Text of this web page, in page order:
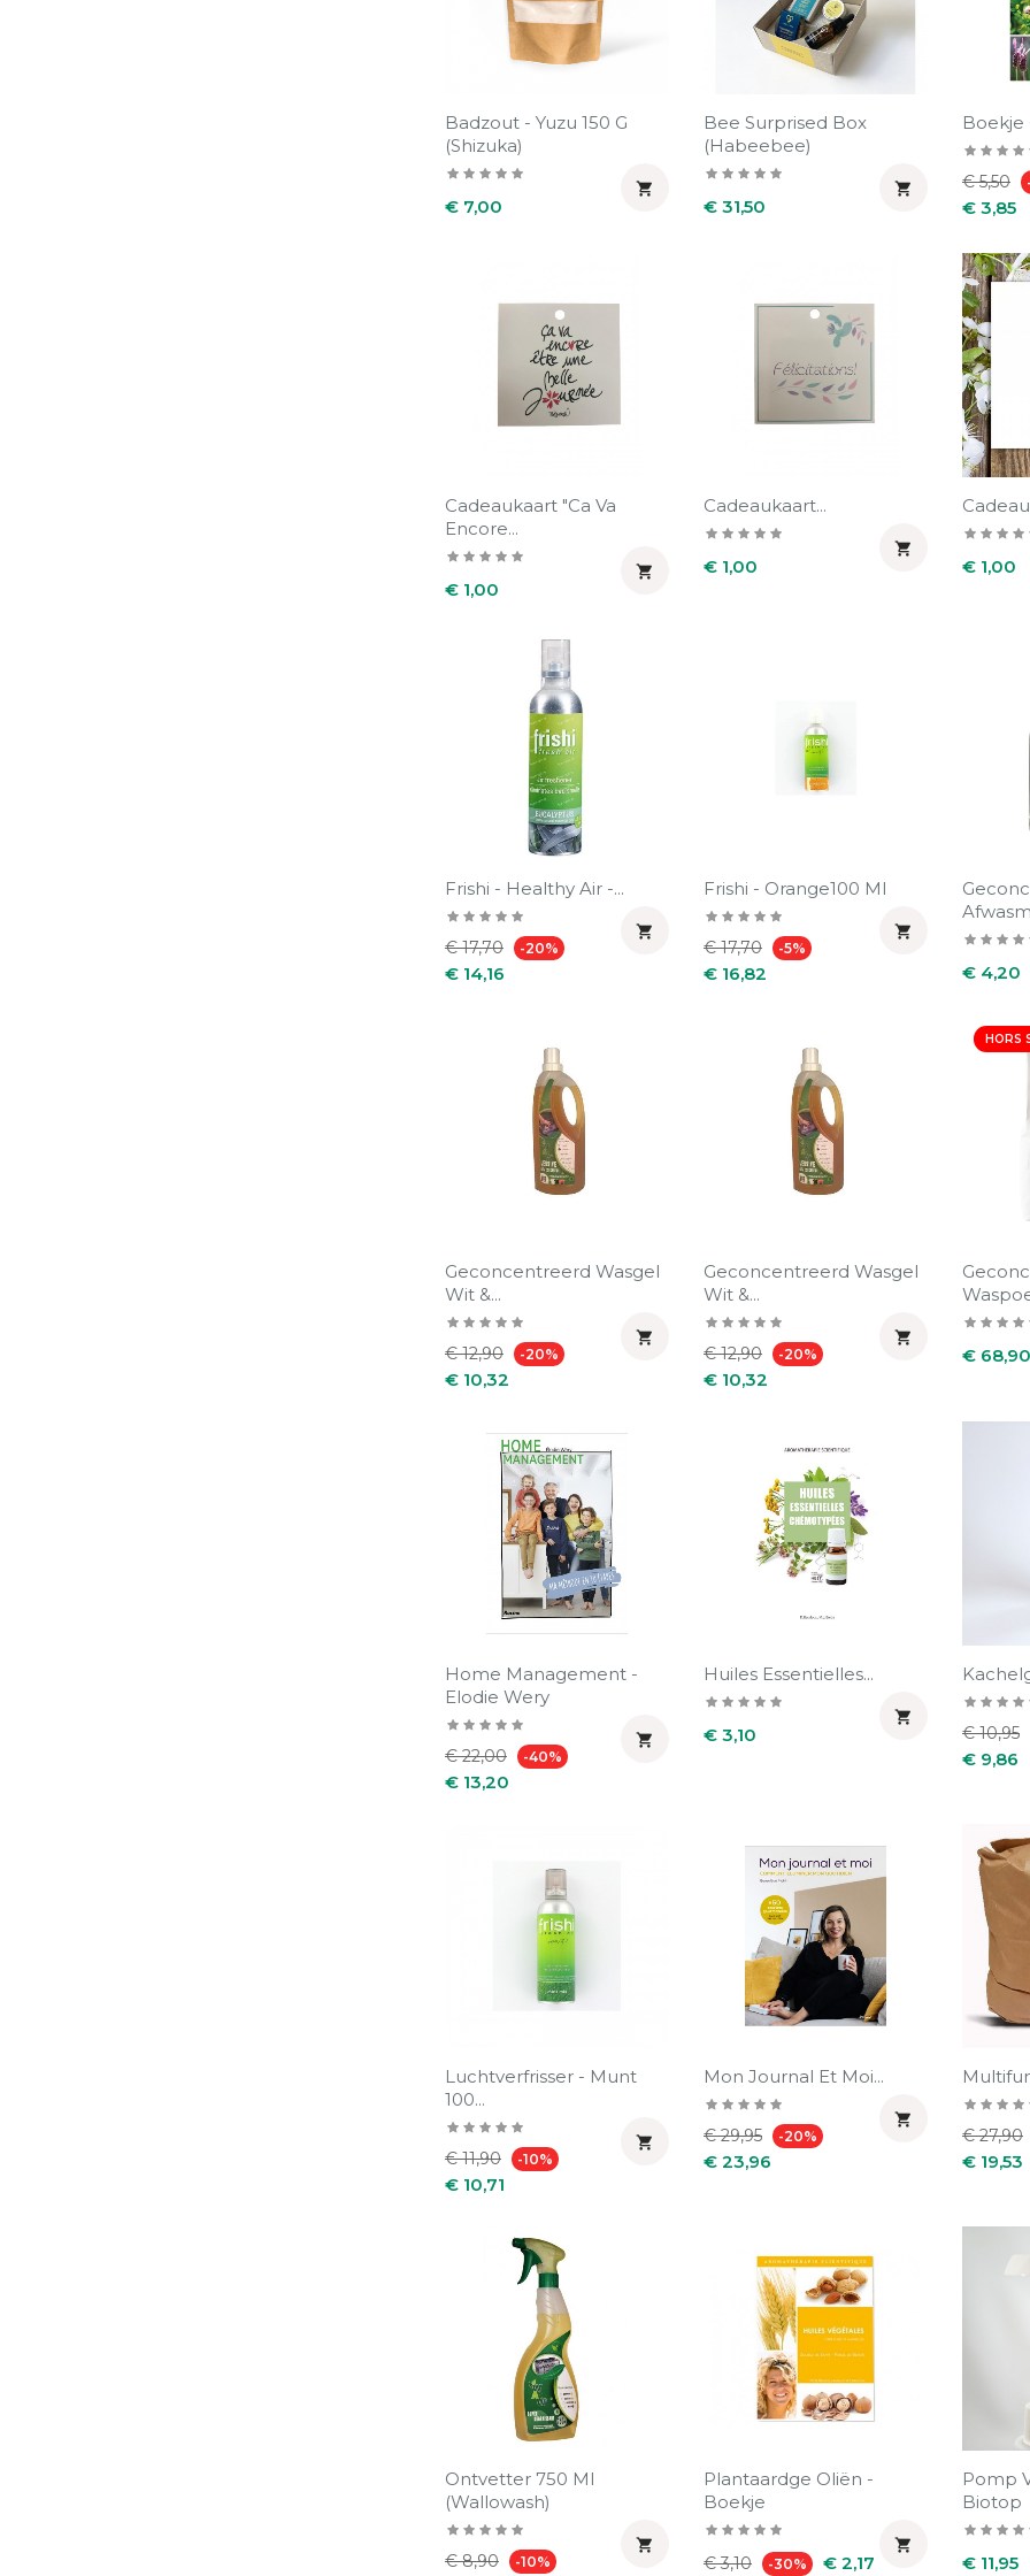
Badzout - Yuzu 150 G
(Shizuka)
Prijs
€ 7,00

Bee Surprised Box
(Habeebee)
Prijs
€ 31,50

Boekje
Normale
prijs
€ 5,50
€ 3,85
Cadeaukaart "Ca Va
Encore...
Prijs
€ 1,00

Cadeaukaart...
Prijs
€ 1,00

Prijs
€ 1,00
Frishi - Healthy Air -...
Normale
prijs
€ 17,70 -20%
€ 14,16

Frishi - Orange100 Ml
Normale
prijs
€ 17,70 -5%
€ 16,82

Prijs
€ 4,20
Geconcentreerd Wasgel
Wit &...
Normale
prijs
€ 12,90 -20%
€ 10,32

Geconcentreerd Wasgel
Wit &...
Normale
prijs
€ 12,90 -20%
€ 10,32

HORS
Prijs
€ 68,90
Home Management -
Elodie Wery
Normale
prijs
€ 22,00 -40%
€ 13,20

Huiles Essentielles...
Prijs
€ 3,10

Normale
prijs
€ 10,95
€ 9,86
Luchtverfrisser - Munt
100...
Normale
prijs
€ 11,90 -10%
€ 10,71

Mon Journal Et Moi...
Normale
prijs
€ 29,95 -20%
€ 23,96

Normale
prijs
€ 27,90
€ 19,53
Ontvetter 750 Ml
(Wallowash)
Normale
€ 8,90 -10%

Plantaardge Oliën -
Boekje
Normale
€ 3,10 -30% Prijs
€ 2,17

Pomp
Biotop
Prijs
€ 11,95